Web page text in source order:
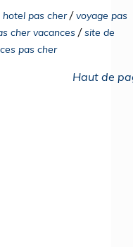
hotel pas cher/voyage pas
cher vacances /site de
pas cher
Haut de